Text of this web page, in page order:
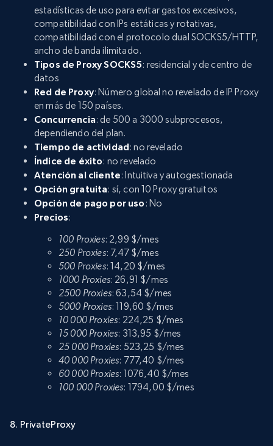
estadísticas de uso para evitar gastos excesivos,
compatibilidad con IPs estáticas y rotativas,
compatibilidad con el protocolo dual SOCKS5/HTTP,
ancho de banda ilimitado.
Tipos de Proxy SOCKS5: residencial y de centro de
datos
Red de Proxy: Número global no revelado de IP Proxy
en más de 150 países.
Concurrencia: de 500 a 3000 subprocesos,
dependiendo del plan.
Tiempo de actividad: no revelado
Índice de éxito: no revelado
Atención al cliente: Intuitiva y autogestionada
Opción gratuita: sí, con 10 Proxy gratuitos
Opción de pago por uso : No
Precios:
100 Proxies: 2,99 $/mes
250 Proxies: 7,47 $/mes
500 Proxies: 14,20 $/mes
1000 Proxies: 26,91 $/mes
2500 Proxies: 63,54 $/mes
5000 Proxies: 119,60 $/mes
10 000 Proxies: 224,25 $/mes
15 000 Proxies: 313,95 $/mes
25 000 Proxies: 523,25 $/mes
40 000 Proxies: 777,40 $/mes
60 000 Proxies: 1076,40 $/mes
100 000 Proxies: 1794,00 $/mes
8. PrivateProxy